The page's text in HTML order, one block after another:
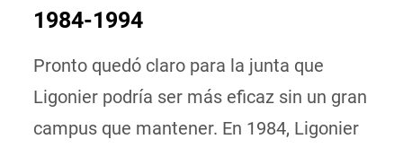
1984-1994
Pronto quedó claro para la junta que
Ligonier podría ser más eficaz sin un gran
campus que mantener. En 1984, Ligonier